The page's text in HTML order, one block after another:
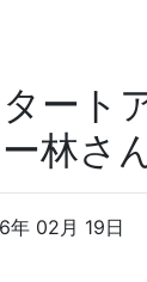
ート
林さ
年 02月 19日